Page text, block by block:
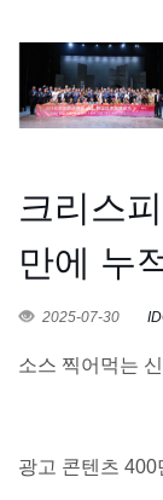
크리스
만에 누
2025-07-30
소스 찍어먹는
광고 콘텐츠 400